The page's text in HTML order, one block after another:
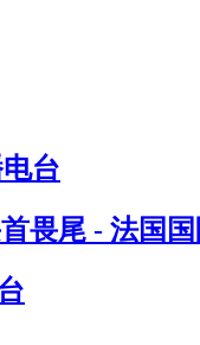
台
畏尾 - 法国